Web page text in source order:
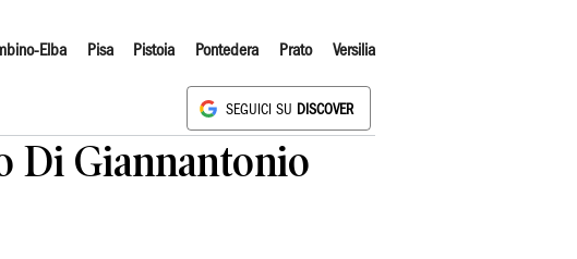
Elba Pisa Pistoia Pontedera Prato Versilia
SEGUICI SU DISCOVER
Di Giannantonio